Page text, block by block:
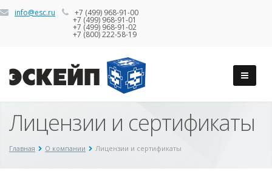
info@esc.ru +7 (499) 968-91-00
+7 (499) 968-91-01
+7 (499) 968-91-02
+7 (800) 222-58-19
Лицензии и сертификаты
Главная О компании Лицензии и сертификаты